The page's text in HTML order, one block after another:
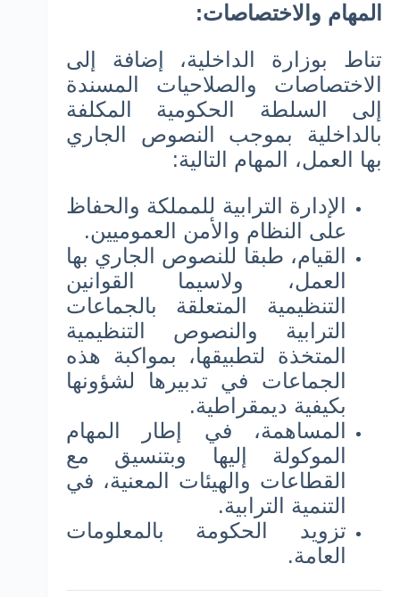
المهام والاختصاصات:
تناط بوزارة الداخلية، إضافة إلى
الاختصاصات والصلاحيات المسندة
إلى السلطة الحكومية المكلفة
بالداخلية بموجب النصوص الجاري
بها العمل، المهام التالية:
الإدارة الترابية للمملكة والحفاظ
على النظام والأمن العموميين.
القيام، طبقا للنصوص الجاري بها
العمل، ولاسيما القوانين
التنظيمية المتعلقة بالجماعات
الترابية والنصوص التنظيمية
المتخذة لتطبيقها، بمواكبة هذه
الجماعات في تدبيرها لشؤونها
بكيفية ديمقراطية.
المساهمة، في إطار المهام
الموكولة إليها وبتنسيق مع
القطاعات والهيئات المعنية، في
التنمية الترابية.
تزويد الحكومة بالمعلومات
العامة.